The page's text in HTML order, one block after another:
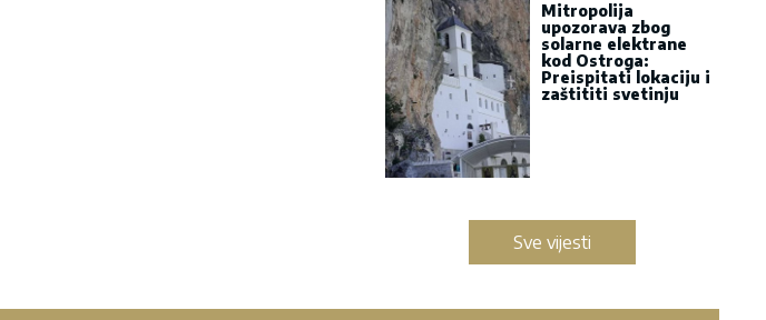
Mitropolija
upozorava zbog
solarne elektrane
kod Ostroga:
Preispitati lokaciju i
zaštititi svetinju
Sve vijesti